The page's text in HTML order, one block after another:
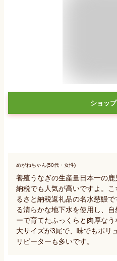
ショッ
めがねちゃん(50代・女性)
養殖うなぎの生産量日本一の
納税でも人気が高いですよ。
るさと納税返礼品の名水慈鰻
る清らかな地下水を使用し、
ーで育てたふっくらと肉厚な
大サイズが3尾で、味でもボリ
リピーターも多いです。